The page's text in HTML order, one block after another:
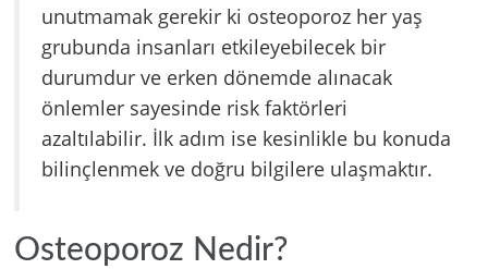
unutmamak gerekir ki osteoporoz her yaş
grubunda insanları etkileyebilecek bir
durumdur ve erken dönemde alınacak
önlemler sayesinde risk faktörleri
azaltılabilir. İlk adım ise kesinlikle bu konuda
bilinçlenmek ve doğru bilgilere ulaşmaktır.
Osteoporoz Nedir?